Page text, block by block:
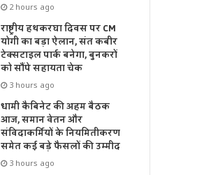
2 hours ago
राष्ट्रीय हथकरघा दिवस पर CM
योगी का बड़ा ऐलान, संत कबीर
टेक्सटाइल पार्क बनेगा, बुनकरों
को सौंपे सहायता चेक
3 hours ago
धामी कैबिनेट की अहम बैठक
आज, समान वेतन और
संविदाकर्मियों के नियमितीकरण
समेत कई बड़े फैसलों की उम्मीद
3 hours ago